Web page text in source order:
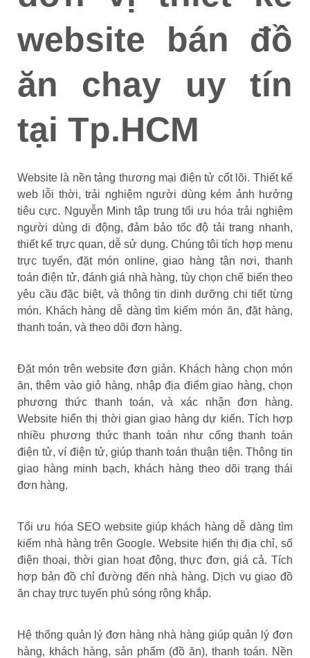
website bán đồ
ăn chay uy tín
tại Tp.HCM
Website là nền tảng thương mại điện tử cốt lõi. Thiết kế
web lỗi thời, trải nghiệm người dùng kém ảnh hưởng
tiêu cực. Nguyễn Minh tập trung tối ưu hóa trải nghiệm
người dùng di động, đảm bảo tốc độ tải trang nhanh,
thiết kế trực quan, dễ sử dụng. Chúng tôi tích hợp menu
trực tuyến, đặt món online, giao hàng tận nơi, thanh
toán điện tử, đánh giá nhà hàng, tùy chọn chế biến theo
yêu cầu đặc biệt, và thông tin dinh dưỡng chi tiết từng
món. Khách hàng dễ dàng tìm kiếm món ăn, đặt hàng,
thanh toán, và theo dõi đơn hàng.
Đặt món trên website đơn giản. Khách hàng chọn món
ăn, thêm vào giỏ hàng, nhập địa điểm giao hàng, chọn
phương thức thanh toán, và xác nhận đơn hàng.
Website hiển thị thời gian giao hàng dự kiến. Tích hợp
nhiều phương thức thanh toán như cổng thanh toán
điện tử, ví điện tử, giúp thanh toán thuận tiện. Thông tin
giao hàng minh bạch, khách hàng theo dõi trạng thái
đơn hàng.
Tối ưu hóa SEO website giúp khách hàng dễ dàng tìm
kiếm nhà hàng trên Google. Website hiển thị địa chỉ, số
điện thoại, thời gian hoạt động, thực đơn, giá cả. Tích
hợp bản đồ chỉ đường đến nhà hàng. Dịch vụ giao đồ
ăn chay trực tuyến phủ sóng rộng khắp.
Hệ thống quản lý đơn hàng nhà hàng giúp quản lý đơn
hàng, khách hàng, sản phẩm (đồ ăn), thanh toán. Nền